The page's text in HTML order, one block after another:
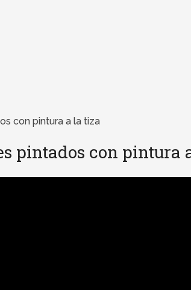
con pintura a la tiza
pintados con pintura